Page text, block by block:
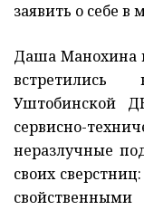
заявить о себе
Даша Манохина
Уштобинской
сервисно-
неразлучные
своих